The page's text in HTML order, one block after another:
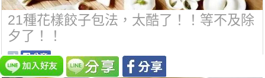
21種花樣餃子包法，太酷了！！等不及除
夕了！！
4956 觀看